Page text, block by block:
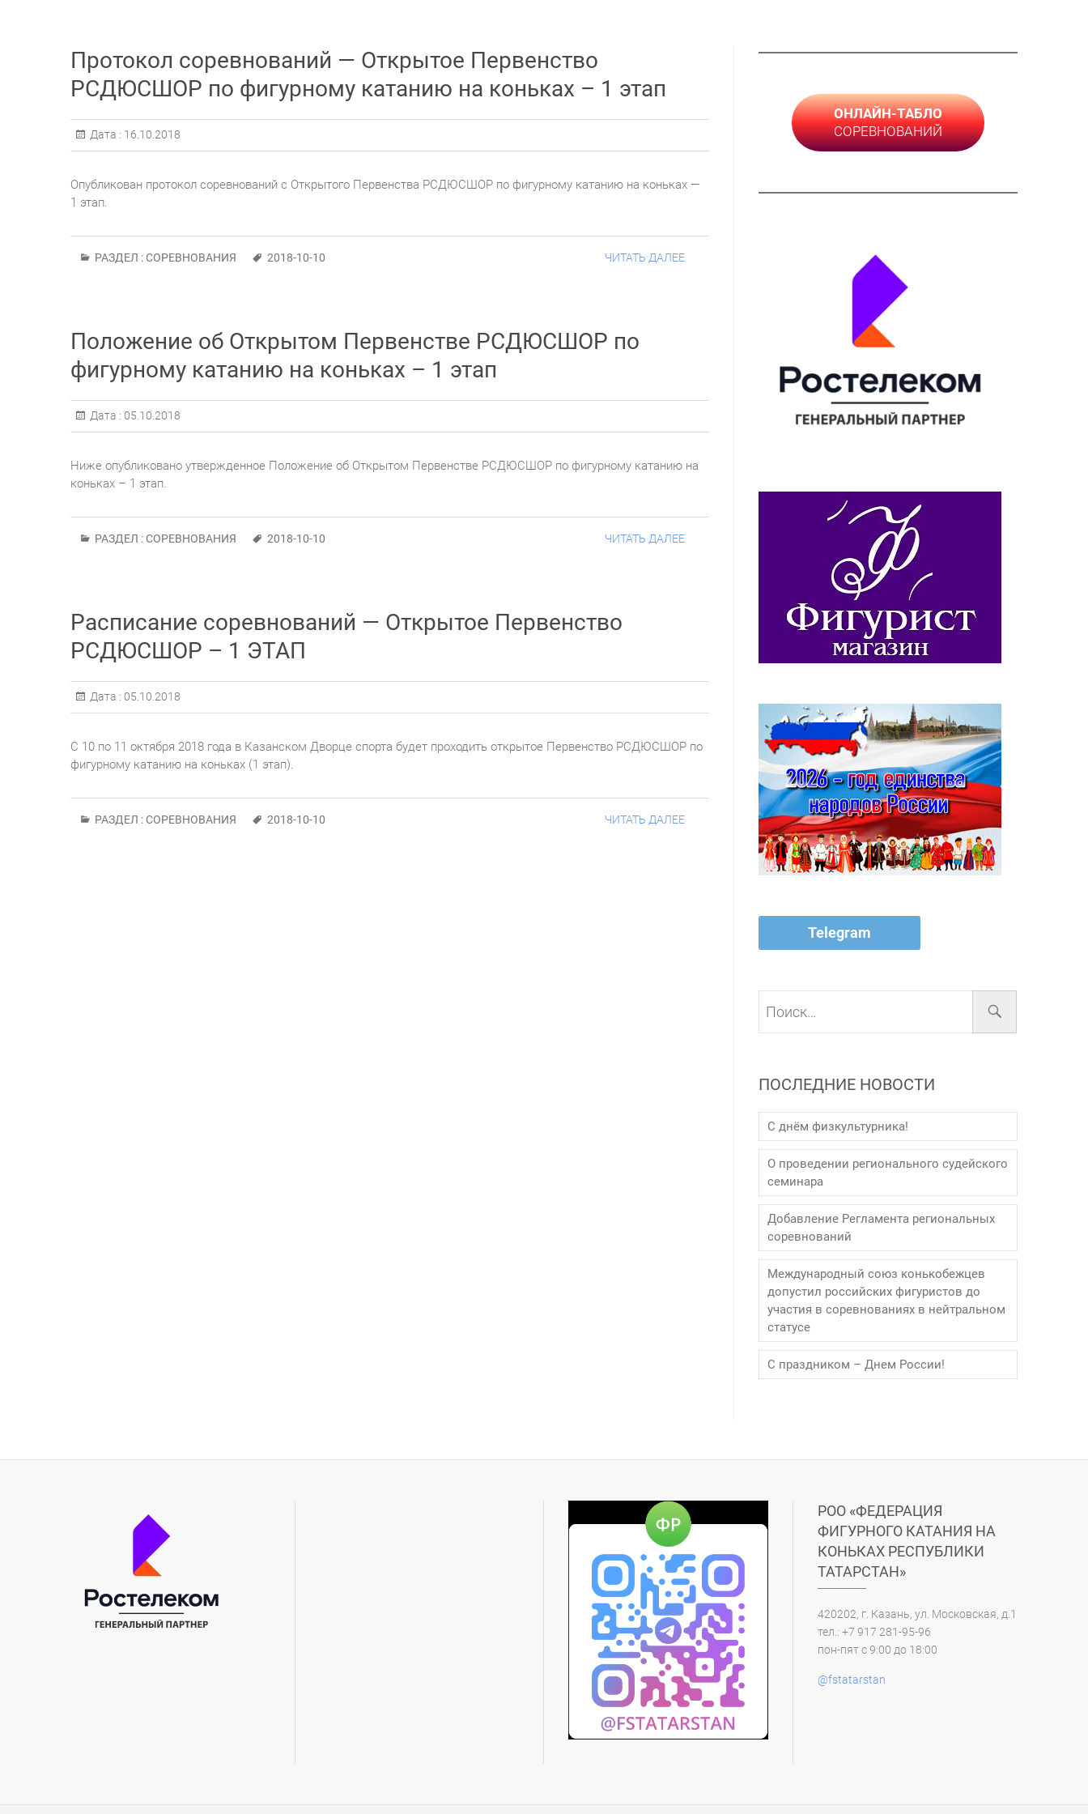
Протокол соревнований — Открытое Первенство
РСДЮСШОР по фигурному катанию на коньках – 1 этап
Дата : 16.10.2018
Опубликован протокол соревнований с Открытого Первенства РСДЮСШОР по фигурному катанию на коньках —
1 этап.
РАЗДЕЛ :СОРЕВНОВАНИЯ 2018-10-10 ЧИТАТЬ ДАЛЕЕ
Положение об Открытом Первенстве РСДЮСШОР по
фигурному катанию на коньках – 1 этап
Дата : 05.10.2018
Ниже опубликовано утвержденное Положение об Открытом Первенстве РСДЮСШОР по фигурному катанию на
коньках – 1 этап.
РАЗДЕЛ :СОРЕВНОВАНИЯ 2018-10-10 ЧИТАТЬ ДАЛЕЕ
Расписание соревнований — Открытое Первенство
РСДЮСШОР – 1 ЭТАП
Дата : 05.10.2018
С 10 по 11 октября 2018 года в Казанском Дворце спорта будет проходить открытое Первенство РСДЮСШОР по
фигурному катанию на коньках (1 этап).
РАЗДЕЛ :СОРЕВНОВАНИЯ 2018-10-10 ЧИТАТЬ ДАЛЕЕ
ОНЛАЙН-ТАБЛО
СОРЕВНОВАНИЙ
Telegram
ПОСЛЕДНИЕ НОВОСТИ
С днём физкультурника!
О проведении регионального судейского
семинара
Добавление Регламента региональных
соревнований
Международный союз конькобежцев
допустил российских фигуристов до
участия в соревнованиях в нейтральном
статусе
С праздником – Днем России!
РОО «ФЕДЕРАЦИЯ
ФИГУРНОГО КАТАНИЯ НА
КОНЬКАХ РЕСПУБЛИКИ
ТАТАРСТАН»
420202, г. Казань, ул. Московская, д.1
тел.: +7 917 281-95-96
пон-пят с 9:00 до 18:00
@fstatarstan